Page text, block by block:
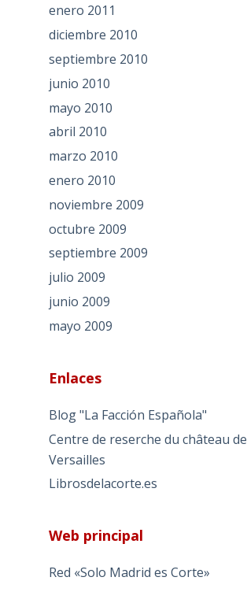
enero 2011
diciembre 2010
septiembre 2010
junio 2010
mayo 2010
abril 2010
marzo 2010
enero 2010
noviembre 2009
octubre 2009
septiembre 2009
julio 2009
junio 2009
mayo 2009
Enlaces
Blog "La Facción Española"
Centre de reserche du château de
Versailles
Librosdelacorte.es
Web principal
Red «Solo Madrid es Corte»